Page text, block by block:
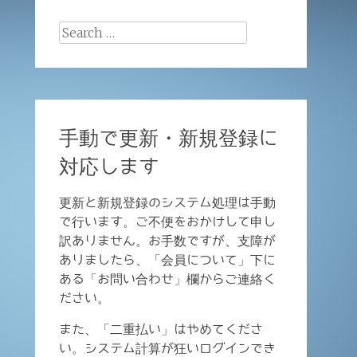
Search
手動で更新・新規登録に
対応します
更新と新規登録のシステム処理は手動
で行います。ご不便をおかけして申し
訳ありません。お手数ですが、支障が
ありましたら、「会員について」下に
ある「お問い合わせ」欄からご連絡く
ださい。
また、「二重払い」はやめてくださ
い。システム計算が狂いログインでき